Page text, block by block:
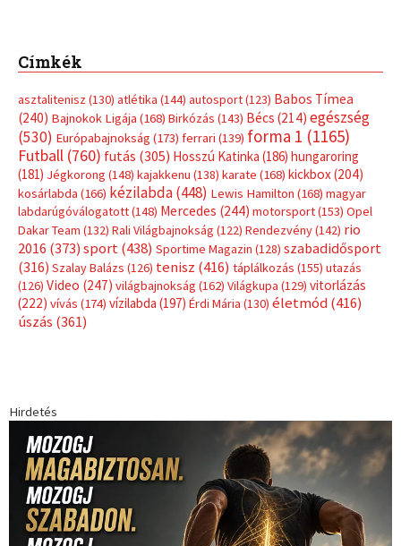
Címkék
asztalitenisz (130) atlétika (144) autosport(123) Babos Tímea
(240) Bajnokok Ligája (168) Birkózás (143) Bécs (214) egészség
(530) Európabajnokság (173) ferrari (139) forma 1 (1165)
Futball (760) futás (305) Hosszú Katinka (186) hungaroring
(181) Jégkorong (148) kajakkenu (138) karate (168) kickbox(204)
kosárlabda (166) kézilabda(448) Lewis Hamilton (168) magyar
labdarúgóválogatott(148) Mercedes (244) motorsport(153) Opel
Dakar Team (132) Rali Világbajnokság (122) Rendezvény(142) rio
2016 (373) sport(438) Sportime Magazin (128) szabadidősport
(316) Szalay Balázs (126) tenisz (416) táplálkozás (155) utazás
(126) Video (247) világbajnokság (162) Világkupa (129) vitorlázás
(222) vívás (174) vízilabda (197) Érdi Mária (130) életmód(416)
úszás (361)
Hirdetés